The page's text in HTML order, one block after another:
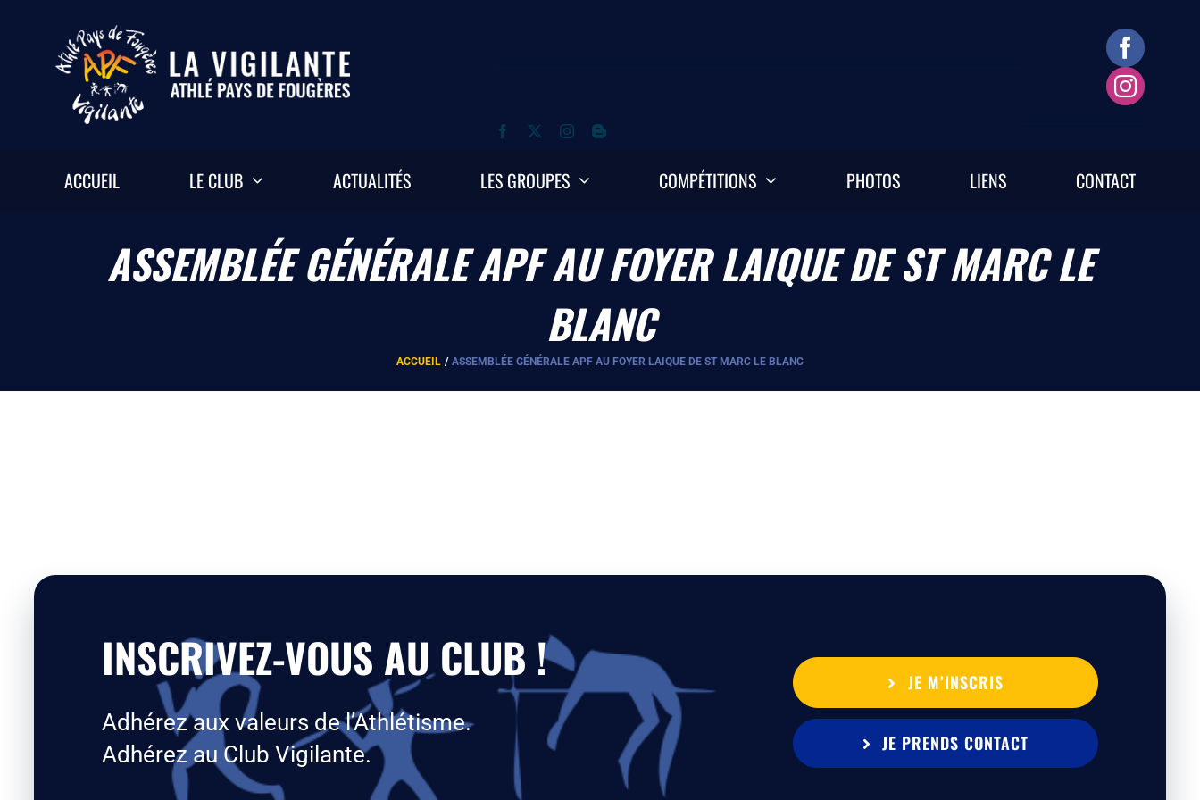
contenu
ACCUEIL LE CLUB ACTUALITÉS LES GROUPES COMPÉTITIONS PHOTOS LIENS CONTACT
ASSEMBLÉE GÉNÉRALE APF AU FOYER LAIQUE DE ST MARC LE
BLANC
ACCUEIL ASSEMBLÉE GÉNÉRALE APF AU FOYER LAIQUE DE ST MARC LE BLANC
INSCRIVEZ-VOUS AU CLUB !
Adhérez aux valeurs de l’Athlétisme.
Adhérez au Club Vigilante.
JE M’INSCRIS
JE PRENDS CONTACT